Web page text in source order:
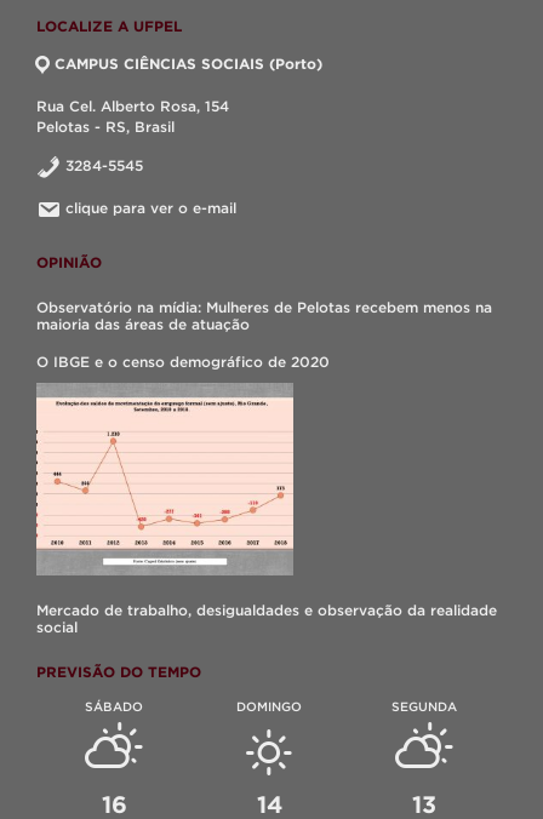
LOCALIZE A UFPEL
CAMPUS CIÊNCIAS SOCIAIS (Porto)
Rua Cel. Alberto Rosa, 154
Pelotas - RS, Brasil
3284-5545
clique para ver o e-mail
OPINIÃO
Observatório na mídia: Mulheres de Pelotas recebem menos na
maioria das áreas de atuação
O IBGE e o censo demográfico de 2020
Mercado de trabalho, desigualdades e observação da realidade
social
PREVISÃO DO TEMPO
SÁBADO
16
DOMINGO
14
SEGUNDA
13